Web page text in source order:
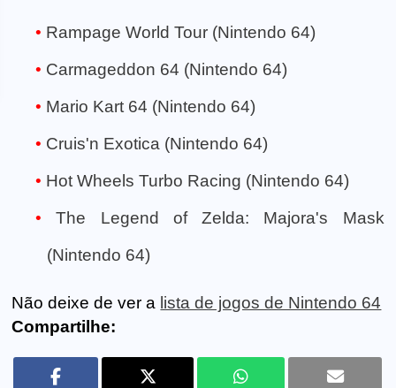
Rampage World Tour (Nintendo 64)
Carmageddon 64 (Nintendo 64)
Mario Kart 64 (Nintendo 64)
Cruis'n Exotica (Nintendo 64)
Hot Wheels Turbo Racing (Nintendo 64)
The Legend of Zelda: Majora's Mask
(Nintendo 64)
Não deixe de ver a lista de jogos de Nintendo 64
Compartilhe: